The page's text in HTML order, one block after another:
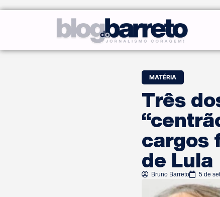
MATÉRIA
Três
cargos
de Lula
Bruno Barreto 5 de